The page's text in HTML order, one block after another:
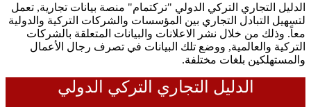
الدليل التجاري التركي الدولي "تركتمام" منصة بيانات تجارية, تعمل
لتسهيل التبادل التجاري بين المؤسسات والشركات التركية والدولية
معاً. وذلك من خلال نشر الاعلانات والبيانات المتعلقة بالشركات
التركية والعالمية, ووضع تلك البيانات في تصرف رجال الأعمال
والمستهلكين بلغات مختلفة.
الدليل التجاري التركي الدولي